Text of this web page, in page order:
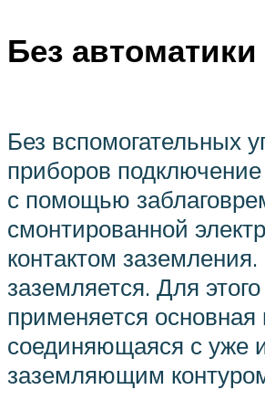
Без автоматики
Без вспомогательных
приборов
с помощью
смонтированной
контактом
заземляется. Для этого
применяется
соединяющаяся с
заземляющим